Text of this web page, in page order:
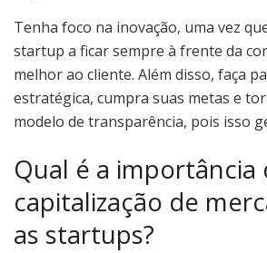
Tenha foco na inovação, uma vez
startup a ficar sempre à frente da
melhor ao cliente. Além disso, faça
estratégica, cumpra suas metas e
modelo de transparência, pois isso
Qual é a importância
capitalização de
as startups?